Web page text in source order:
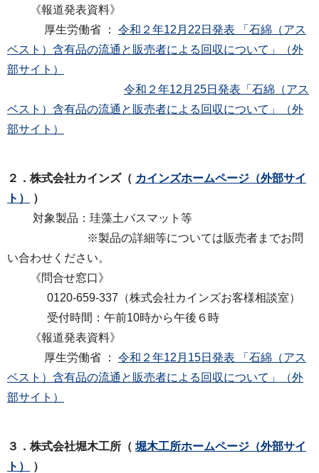
《報道発表資料》
厚生労働省 ： 令和２年12月22日発表 「石綿（アス
ベスト）含有品の流通と販売者による回収について」（外
部サイト）
令和２年12月25日発表「石綿（アス
ベスト）含有品の流通と販売者による回収について」（外
部サイト）
２．株式会社カインズ（ カインズホームページ（外部サイ
ト）
）
対象製品：珪藻土バスマット等
※製品の詳細等については販売者までお問
い合わせください。
《問合せ窓口》
0120-659-337（株式会社カインズお客様相談室）
受付時間：午前10時から午後６時
《報道発表資料》
厚生労働省 ： 令和２年12月15日発表 「石綿（アス
ベスト）含有品の流通と販売者による回収について」（外
部サイト）
３．株式会社堀木工所（ 堀木工所ホームページ（外部サイ
ト）
）